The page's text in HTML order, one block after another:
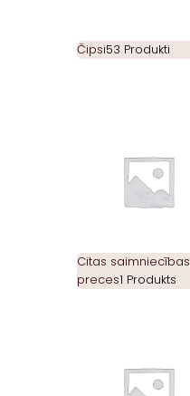
Čipsi53 Produkti
Citas saimniecības
preces1 Produkts